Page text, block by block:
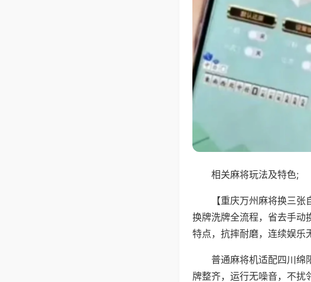
相关麻将玩法及特色;
【重庆万州麻将换三
换牌洗牌全流程，省去手动
特点，抗摔耐磨，连续娱乐
普通麻将机适配四川绵
牌整齐，运行无噪音，不扰